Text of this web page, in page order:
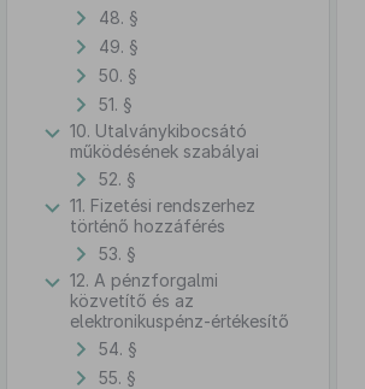
48. §
49. §
50. §
51. §
10. Utalványkibocsátó
működésének szabályai
52. §
11. Fizetési rendszerhez
történő hozzáférés
53. §
12. A pénzforgalmi
közvetítő és az
elektronikuspénz-értékesítő
54. §
55. §